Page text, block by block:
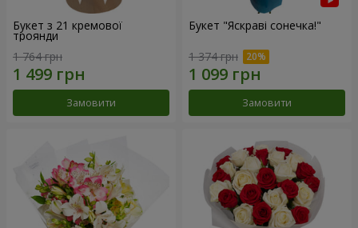
Букет з 21 кремової
троянди
1 764 грн
Замовити
Букет "Яскраві сонечка!"
1 374 грн
Замовити